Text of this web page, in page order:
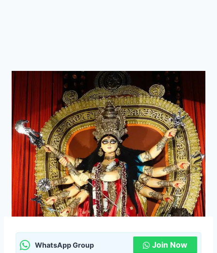
WhatsApp Group Join Now